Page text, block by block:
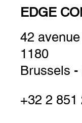
EDGE
42
1180
Brussels
+32 2 851